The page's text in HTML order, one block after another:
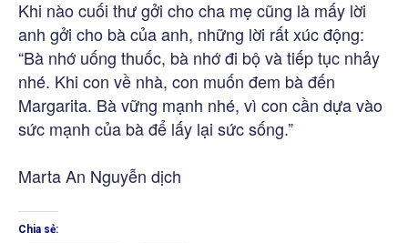
Khi nào cuối thư gởi cho cha mẹ cũng là mấy lời
anh gởi cho bà của anh, những lời rất xúc động:
“Bà nhớ uống thuốc, bà nhớ đi bộ và tiếp tục nhảy
nhé. Khi con về nhà, con muốn đem bà đến
Margarita. Bà vững mạnh nhé, vì con cần dựa vào
sức mạnh của bà để lấy lại sức sống.”
Marta An Nguyễn dịch
Chia sẻ: